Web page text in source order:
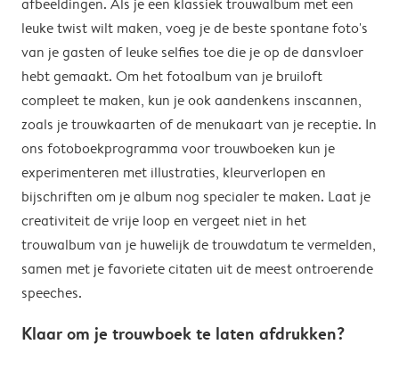
afbeeldingen. Als je een klassiek trouwalbum met een
leuke twist wilt maken, voeg je de beste spontane foto's
van je gasten of leuke selfies toe die je op de dansvloer
hebt gemaakt. Om het fotoalbum van je bruiloft
compleet te maken, kun je ook aandenkens inscannen,
zoals je trouwkaarten of de menukaart van je receptie. In
ons fotoboekprogramma voor trouwboeken kun je
experimenteren met illustraties, kleurverlopen en
bijschriften om je album nog specialer te maken. Laat je
creativiteit de vrije loop en vergeet niet in het
trouwalbum van je huwelijk de trouwdatum te vermelden,
samen met je favoriete citaten uit de meest ontroerende
speeches.
Klaar om je trouwboek te laten afdrukken?